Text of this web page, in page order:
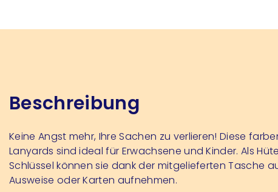
Beschreibung
Keine Angst mehr, Ihre Sachen zu verlieren! Diese
Lanyards sind ideal für Erwachsene und Kinder. Als
Schlüssel können sie dank der mitgelieferten Tasche
Ausweise oder Karten aufnehmen.